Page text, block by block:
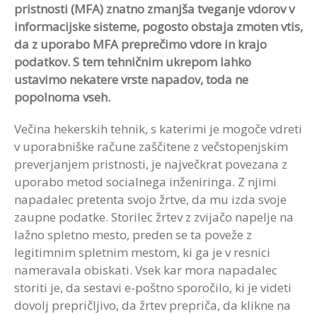
pristnosti (MFA) znatno zmanjša tveganje vdorov v
informacijske sisteme, pogosto obstaja zmoten vtis,
da z uporabo MFA preprečimo vdore in krajo
podatkov. S tem tehničnim ukrepom lahko
ustavimo nekatere vrste napadov, toda ne
popolnoma vseh.
Večina hekerskih tehnik, s katerimi je mogoče vdreti
v uporabniške račune zaščitene z večstopenjskim
preverjanjem pristnosti, je največkrat povezana z
uporabo metod socialnega inženiringa. Z njimi
napadalec pretenta svojo žrtve, da mu izda svoje
zaupne podatke. Storilec žrtev z zvijačo napelje na
lažno spletno mesto, preden se ta poveže z
legitimnim spletnim mestom, ki ga je v resnici
nameravala obiskati. Vsek kar mora napadalec
storiti je, da sestavi e-poštno sporočilo, ki je videti
dovolj prepričljivo, da žrtev prepriča, da klikne na